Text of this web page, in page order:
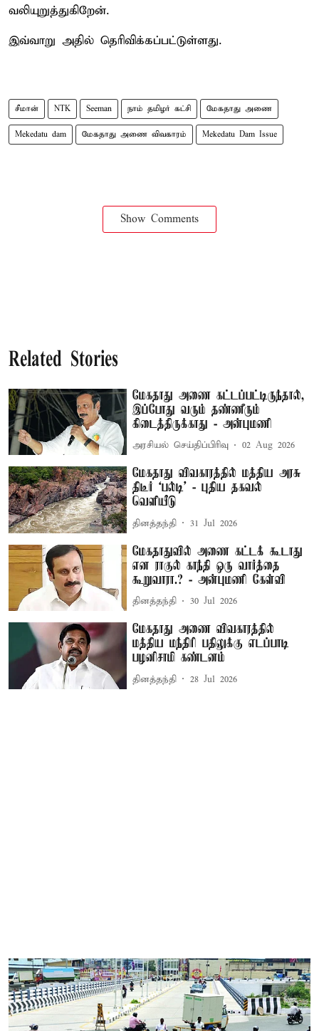
வலியுறுத்துகிறேன்.
இவ்வாறு அதில் தெரிவிக்கப்பட்டுள்ளது.
சீமான் NTK Seeman நாம் தமிழர் கட்சி மேகதாது அணை
Mekedatu dam மேகதாது அணை விவகாரம் Mekedatu Dam Issue
Show Comments
Related Stories
மேகதாது அணை கட்டப்பட்டிருந்தால்,
இப்போது வரும் தண்ணீரும்
கிடைத்திருக்காது - அன்புமணி
அரசியல் செய்திப்பிரிவு 02 Aug 2026
மேகதாது விவகாரத்தில் மத்திய அரசு
திடீர் ‘பல்டி’ - புதிய தகவல்
வெளியீடு
தினத்தந்தி 31 Jul 2026
மேகதாதுவில் அணை கட்டக் கூடாது
என ராகுல் காந்தி ஒரு வார்த்தை
கூறுவாரா.? - அன்புமணி கேள்வி
தினத்தந்தி 30 Jul 2026
மேகதாது அணை விவகாரத்தில்
மத்திய மந்திரி பதிலுக்கு எடப்பாடி
பழனிசாமி கண்டனம்
தினத்தந்தி 28 Jul 2026